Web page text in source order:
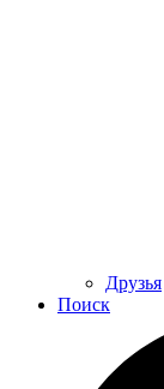
Друзья
Поиск